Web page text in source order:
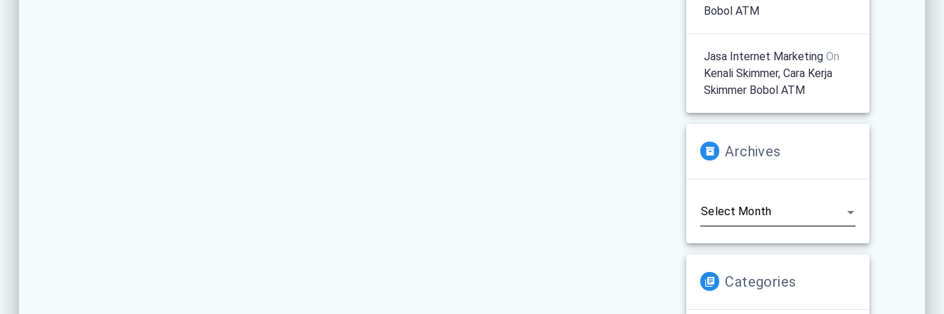
Bobol ATM
Jasa Internet Marketing On
Kenali Skimmer, Cara Kerja
Skimmer Bobol ATM
Archives
Categories